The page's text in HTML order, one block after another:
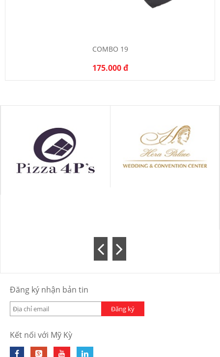
COMBO 19
175.000 đ
Đăng ký nhận bản tin
Đăng ký
Kết nối với Mỹ Kỳ